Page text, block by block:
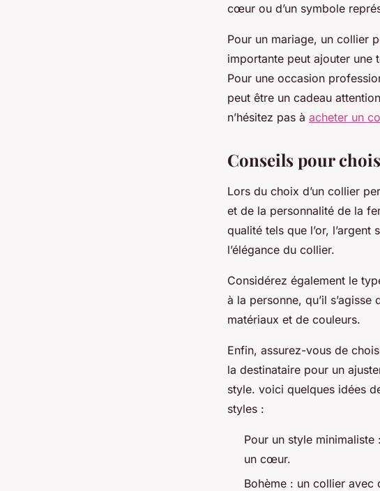
cœur ou d’un symbole
Pour un mariage, un collier
importante peut ajouter une
Pour une occasion
peut être un cadeau
n’hésitez pas à acheter un
Conseils pour
Lors du choix d’un collier
et de la personnalité de la
qualité tels que l’or,
l’élégance du collier.
Considérez également le
à la personne, qu’il
matériaux et de couleurs.
Enfin, assurez-vous de
la destinataire pour un
style. voici quelques idées
styles :
Pour un style
un cœur.
Bohème : un collier avec